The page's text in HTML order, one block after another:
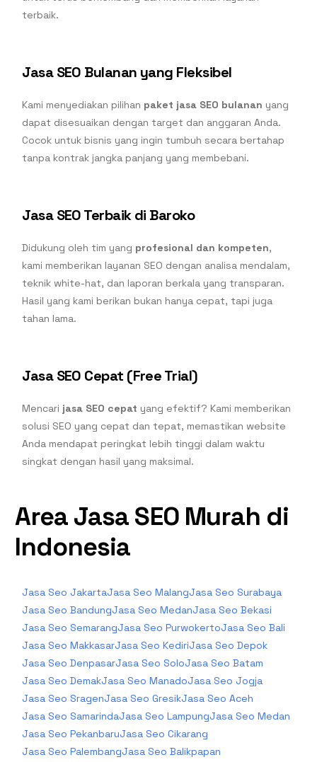
terbaik.
Jasa SEO Bulanan yang Fleksibel
Kami menyediakan pilihan paket jasa SEO bulanan yang
dapat disesuaikan dengan target dan anggaran Anda.
Cocok untuk bisnis yang ingin tumbuh secara bertahap
tanpa kontrak jangka panjang yang membebani.
Jasa SEO Terbaik di Baroko
Didukung oleh tim yang profesional dan kompeten,
kami memberikan layanan SEO dengan analisa mendalam,
teknik white-hat, dan laporan berkala yang transparan.
Hasil yang kami berikan bukan hanya cepat, tapi juga
tahan lama.
Jasa SEO Cepat (Free Trial)
Mencari jasa SEO cepat yang efektif? Kami memberikan
solusi SEO yang cepat dan tepat, memastikan website
Anda mendapat peringkat lebih tinggi dalam waktu
singkat dengan hasil yang maksimal.
Area Jasa SEO Murah di
Indonesia
Jasa Seo JakartaJasa Seo MalangJasa Seo Surabaya
Jasa Seo BandungJasa Seo MedanJasa Seo Bekasi
Jasa Seo SemarangJasa Seo PurwokertoJasa Seo Bali
Jasa Seo MakkasarJasa Seo KediriJasa Seo Depok
Jasa Seo DenpasarJasa Seo SoloJasa Seo Batam
Jasa Seo DemakJasa Seo ManadoJasa Seo Jogja
Jasa Seo SragenJasa Seo GresikJasa Seo Aceh
Jasa Seo SamarindaJasa Seo LampungJasa Seo Medan
Jasa Seo PekanbaruJasa Seo Cikarang
Jasa Seo PalembangJasa Seo Balikpapan